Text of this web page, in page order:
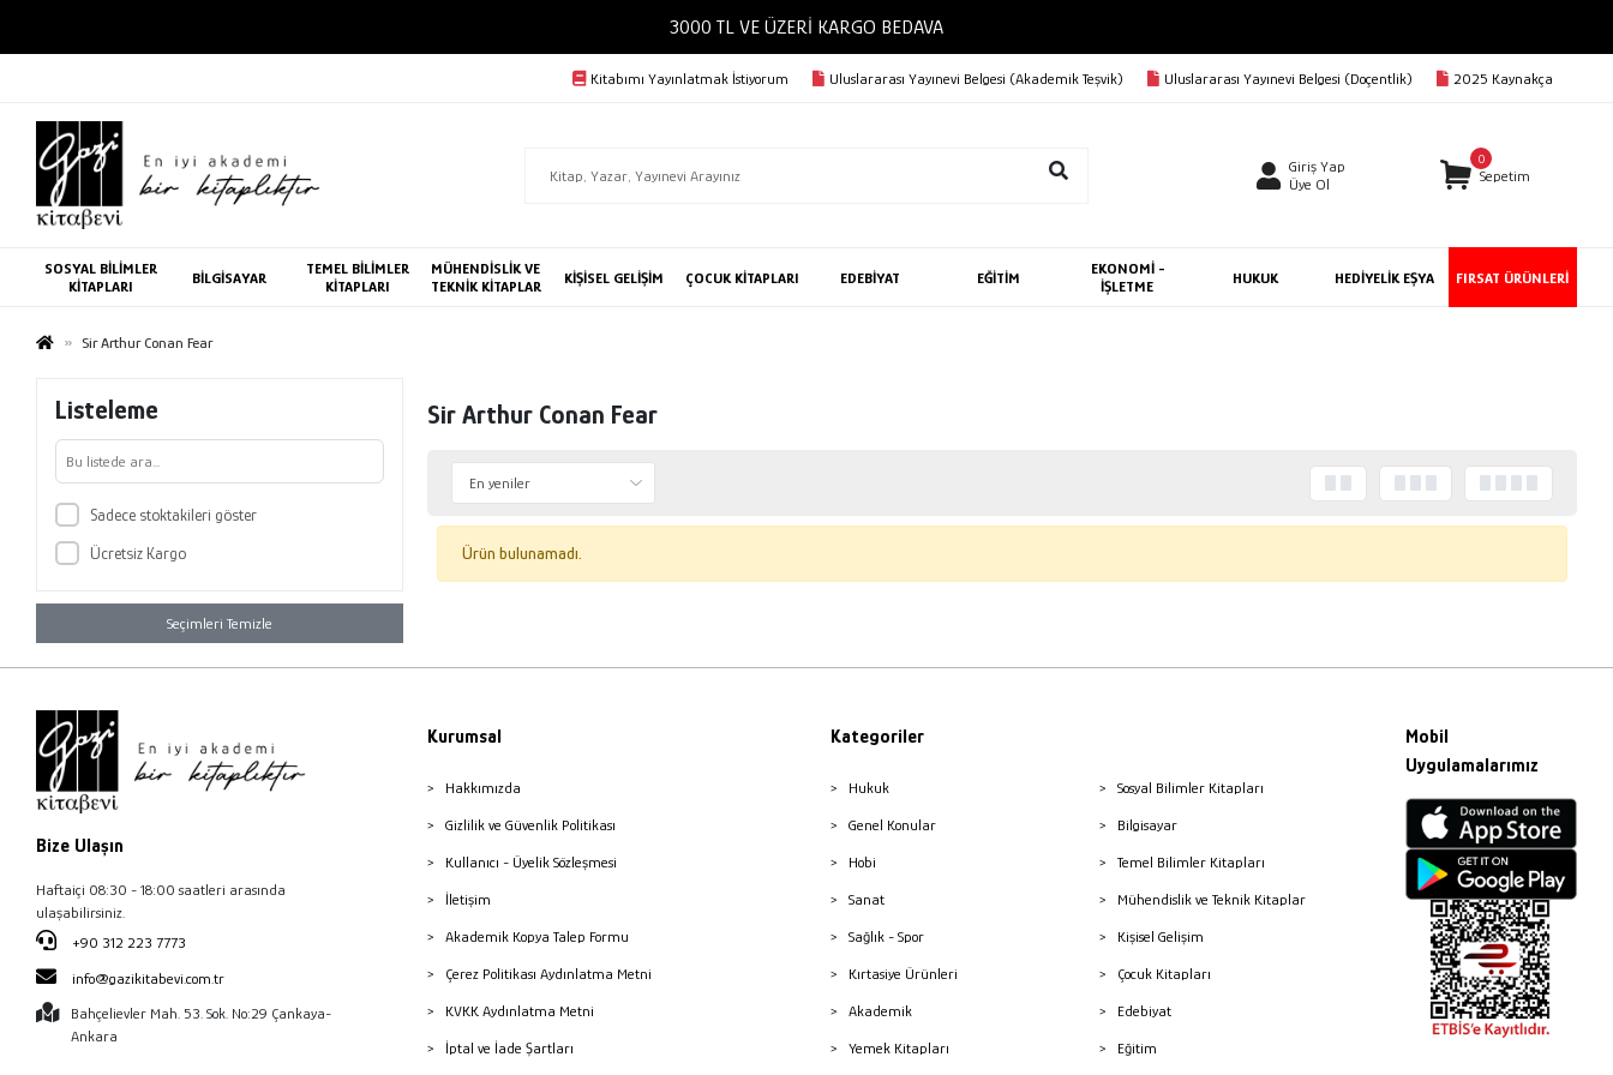
3000 TL VE ÜZERİ KARGO BEDAVA
Kitabımı Yayınlatmak İstiyorum Uluslararası Yayınevi Belgesi (Akademik Teşvik) Uluslararası Yayınevi Belgesi (Doçentlik) 2025 Kaynakça
Giriş Yap
Üye Ol
0
Sepetim
SOSYAL BİLİMLER
KİTAPLARI
BİLGİSAYAR
TEMEL BİLİMLER
KİTAPLARI
MÜHENDİSLİK VE
TEKNİK KİTAPLAR
KİŞİSEL GELİŞİM ÇOCUK KİTAPLARI EDEBİYAT EĞİTİM
EKONOMİ -
İŞLETME
HUKUK HEDİYELİK EŞYA FIRSAT ÜRÜNLERİ
Sir Arthur Conan Fear
Listeleme
Sadece stoktakileri göster
Ücretsiz Kargo
Seçimleri Temizle
Sir Arthur Conan Fear
Ürün bulunamadı.
Bize Ulaşın
Haftaiçi 08:30 - 18:00 saatleri arasında
ulaşabilirsiniz.
+90 312 223 7773
info@gazikitabevi.com.tr
Bahçelievler Mah. 53. Sok. No:29 Çankaya-
Ankara
Kurumsal
Hakkımızda
Gizlilik ve Güvenlik Politikası
Kullanıcı - Üyelik Sözleşmesi
İletişim
Akademik Kopya Talep Formu
Çerez Politikası Aydınlatma Metni
KVKK Aydınlatma Metni
İptal ve İade Şartları
Kategoriler
Hukuk
Genel Konular
Hobi
Sanat
Sağlık - Spor
Kırtasiye Ürünleri
Akademik
Yemek Kitapları
Sosyal Bilimler Kitapları
Bilgisayar
Temel Bilimler Kitapları
Mühendislik ve Teknik Kitaplar
Kişisel Gelişim
Çocuk Kitapları
Edebiyat
Eğitim
Mobil
Uygulamalarımız